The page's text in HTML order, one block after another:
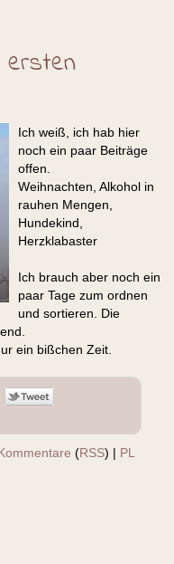
ersten
Ich weiß, ich hab hier
noch ein paar Beiträge
offen.
Weihnachten, Alkohol in
rauhen Mengen,
Hundekind,
Herzklabaster
Ich brauch aber noch ein
paar Tage zum ordnen
und sortieren. Die
ein bißchen Zeit.
(RSS) | PL